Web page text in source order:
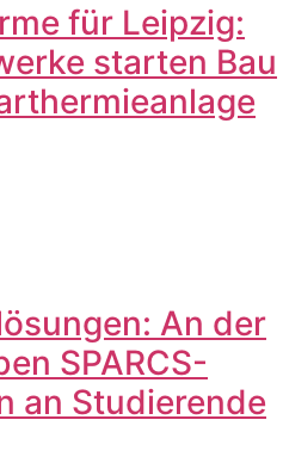
für Leipzig:
starten Bau
An der
SPARCS-
an Studierende